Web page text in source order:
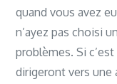
quand vous avez
n’ayez pas choisi
problèmes. Si
dirigeront vers